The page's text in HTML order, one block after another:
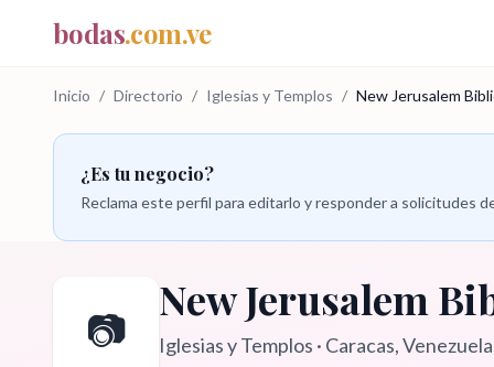
bodas.com.ve
Inicio / Directorio / Iglesias y Templos / New Jerusalem
¿Es tu negocio?
Reclama este perfil para editarlo y responder a solicitudes
📷
New Jerusalem
Iglesias y Templos · Caracas, Venezuela